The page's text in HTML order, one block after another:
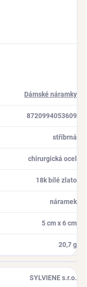
Dámské náramky
8720994053609
stříbrná
chirurgická ocel
18k bílé zlato
náramek
5 cm x 6 cm
20,7 g
SYLVIENE s.r.o.